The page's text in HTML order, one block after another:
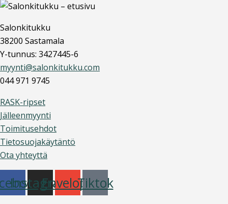
Salonkitukku
38200 Sastamala
Y-tunnus: 3427445-6
myynti@salonkitukku.com
044 971 9745
RASK-ripset
Jälleenmyynti
Toimitusehdot
Tietosuojakäytäntö
Ota yhteyttä
Instagram
EnvelopeTiktok